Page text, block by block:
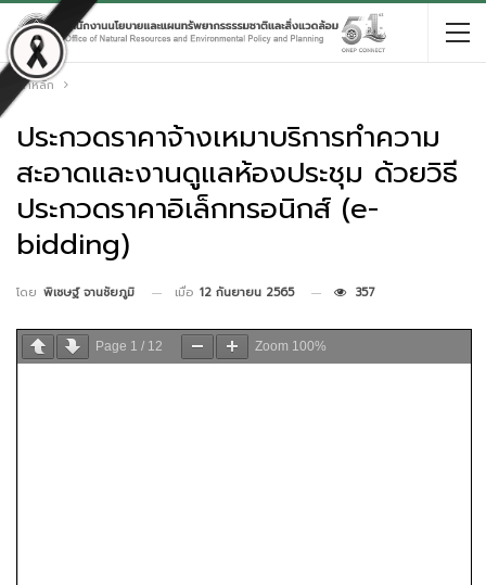
หน้าหลัก
ประกวดราคาจ้างเหมาบริการทำความ
สะอาดและงานดูแลห้องประชุม ด้วยวิธี
ประกวดราคาอิเล็กทรอนิกส์ (e-
bidding)
โดย พิเชษฐ์ จานชัยภูมิ เมื่อ 12 กันยายน 2565 357
Page 1 / 12 Zoom 100%